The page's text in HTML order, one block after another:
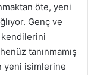
öte, yeni
Genç ve
kendilerini
tanınmamış
yeni isimlerine